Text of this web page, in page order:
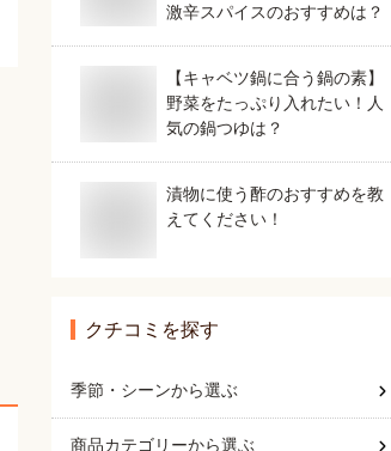
激辛スパイスのおすすめは？
【キャベツ鍋に合う鍋の素】
野菜をたっぷり入れたい！人
気の鍋つゆは？
漬物に使う酢のおすすめを教
えてください！
クチコミを探す
季節・シーンから選ぶ
商品カテゴリーから選ぶ